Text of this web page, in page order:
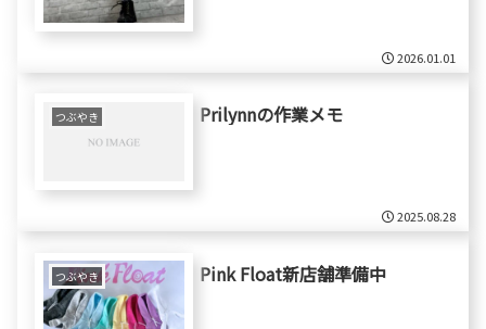
2026.01.01
つぶやき Prilynnの作業メモ
2025.08.28
つぶやき Pink Float新店舗準備中